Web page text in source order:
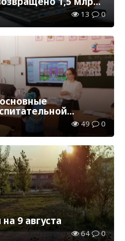
13 0
году
49 0
9 августа
64 0